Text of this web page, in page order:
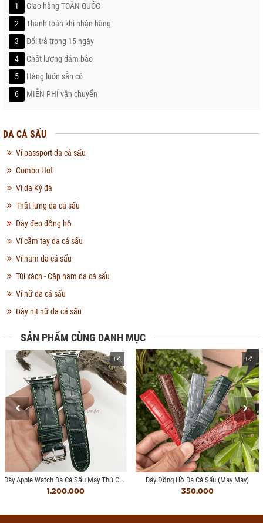
1
Giao hàng TOÀN QUỐC
2
Thanh toán khi nhận hàng
3
Đổi trả trong 15 ngày
4
Chất lượng đảm bảo
5
Hàng luôn sẵn có
6
MIỄN PHÍ vận chuyển
DA CÁ SẤU
Ví passport da cá sấu
Combo Hot
Ví da Kỳ đà
Thắt lưng da cá sấu
Dây đeo đồng hồ
Ví cầm tay da cá sấu
Ví nam da cá sấu
Túi xách - Cặp nam da cá sấu
Ví nữ da cá sấu
Dây nịt nữ da cá sấu
SẢN PHẨM CÙNG DANH MỤC
Dây Apple Watch Da Cá Sấu May Thủ Công
1.200.000
Dây Đồng Hồ Da Cá Sấu (may Máy)
350.000